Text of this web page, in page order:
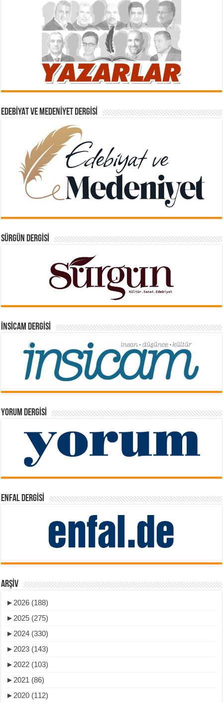
EDEBIYAT VE MEDENIYET DERGISI
SÜRGÜN DERGISI
İNSICAM DERGISI
YORUM DERGISI
ENFAL DERGISI
ARŞIV
► 2026 (188)
► 2025 (275)
► 2024 (330)
► 2023 (143)
► 2022 (103)
► 2021 (86)
► 2020 (112)